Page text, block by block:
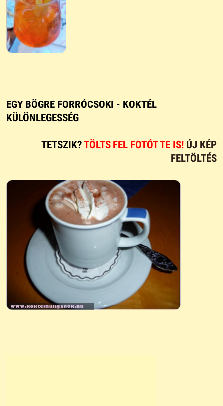
EGY BÖGRE FORRÓCSOKI - KOKTÉL
KÜLÖNLEGESSÉG
TETSZIK?TÖLTS FEL FOTÓT TE IS! ÚJ KÉP
FELTÖLTÉS